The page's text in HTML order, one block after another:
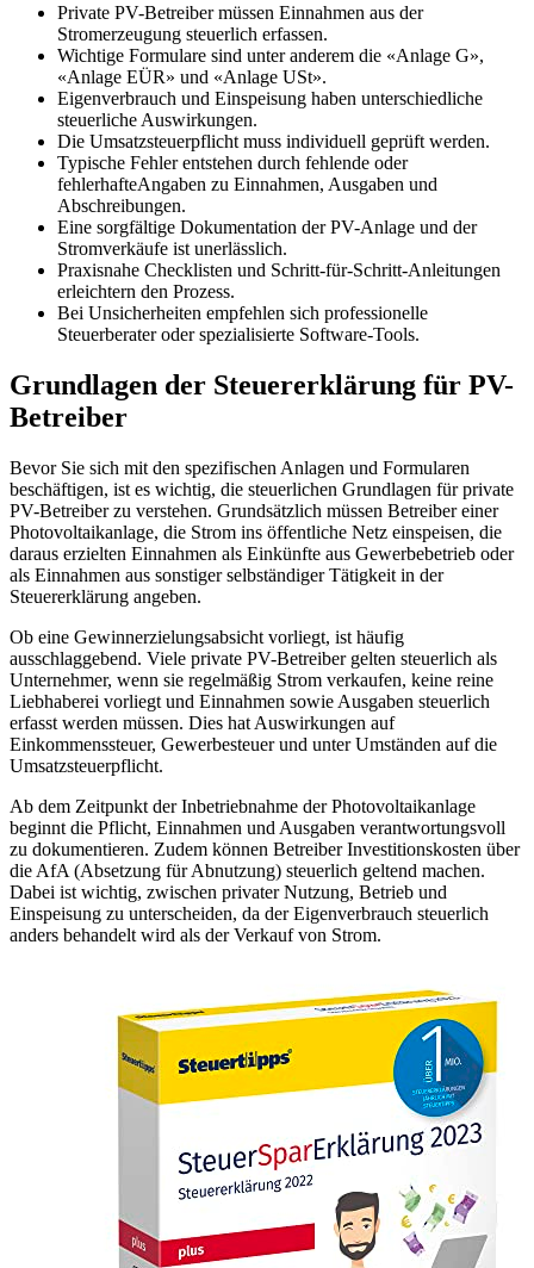
Private PV-Betreiber müssen Einnahmen aus der
Stromerzeugung steuerlich erfassen.
Wichtige Formulare sind unter anderem die «Anlage G»,
«Anlage EÜR» und «Anlage USt».
Eigenverbrauch und Einspeisung haben unterschiedliche
steuerliche Auswirkungen.
Die Umsatzsteuerpflicht muss individuell geprüft werden.
Typische Fehler entstehen durch fehlende oder
fehlerhafteAngaben zu Einnahmen, Ausgaben und
Abschreibungen.
Eine sorgfältige Dokumentation der PV-Anlage und der
Stromverkäufe ist unerlässlich.
Praxisnahe Checklisten und Schritt-für-Schritt-Anleitungen
erleichtern den Prozess.
Bei Unsicherheiten empfehlen sich professionelle
Steuerberater oder spezialisierte Software-Tools.
Grundlagen der Steuererklärung für PV-
Betreiber
Bevor Sie sich mit den spezifischen Anlagen und Formularen
beschäftigen, ist es wichtig, die steuerlichen Grundlagen für private
PV-Betreiber zu verstehen. Grundsätzlich müssen Betreiber einer
Photovoltaikanlage, die Strom ins öffentliche Netz einspeisen, die
daraus erzielten Einnahmen als Einkünfte aus Gewerbebetrieb oder
als Einnahmen aus sonstiger selbständiger Tätigkeit in der
Steuererklärung angeben.
Ob eine Gewinnerzielungsabsicht vorliegt, ist häufig
ausschlaggebend. Viele private PV-Betreiber gelten steuerlich als
Unternehmer, wenn sie regelmäßig Strom verkaufen, keine reine
Liebhaberei vorliegt und Einnahmen sowie Ausgaben steuerlich
erfasst werden müssen. Dies hat Auswirkungen auf
Einkommenssteuer, Gewerbesteuer und unter Umständen auf die
Umsatzsteuerpflicht.
Ab dem Zeitpunkt der Inbetriebnahme der Photovoltaikanlage
beginnt die Pflicht, Einnahmen und Ausgaben verantwortungsvoll
zu dokumentieren. Zudem können Betreiber Investitionskosten über
die AfA (Absetzung für Abnutzung) steuerlich geltend machen.
Dabei ist wichtig, zwischen privater Nutzung, Betrieb und
Einspeisung zu unterscheiden, da der Eigenverbrauch steuerlich
anders behandelt wird als der Verkauf von Strom.